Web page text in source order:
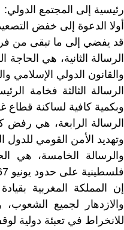
رئيسية إلى المجتمع الدولي:
أولا الدعوة إلى خفض
قد يفضي إلى ما تبقى من
الرسالة الثانية، هي
والقانون الدولي الإسلامي
الرسالة الثالثة فخامة
وبكمية كافية لساكنة قطاع
الرسالة الرابعة، هي رفض
وتهديد الأمن القومي للدول
والرسالة الخامسة، هي
فلسطينية على حدود يونيو 1967 وعاصمتها القدس الشرقية، تعيش جنبا إلى جنب مع دولة إسرائيل.
إن المملكة المغربية
والازدهار لجميع
للانخراط في تعبئة دولية